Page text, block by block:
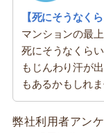
【死にそうなくら
マンションの最
死にそうなくら
もじんわり汗が
もあるかもしれ
弊社利用者アン